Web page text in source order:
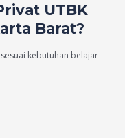
UTBK
Barat?
kebutuhan belajar